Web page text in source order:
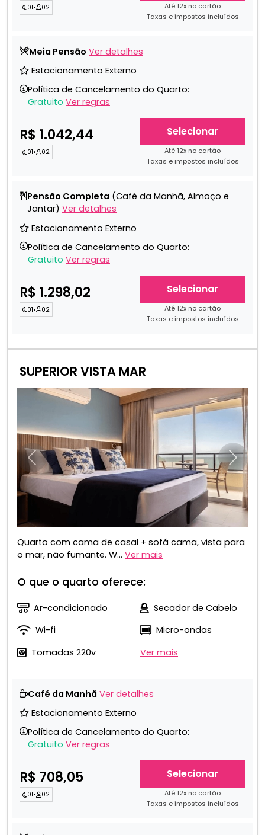
01• 02
Até 12x no cartão
Taxas e impostos incluídos
Meia Pensão Ver detalhes
Estacionamento Externo
Política de Cancelamento do Quarto:
Gratuito Ver regras
R$ 1.042,44
01• 02
Selecionar
Até 12x no cartão
Taxas e impostos incluídos
Pensão Completa (Café da Manhã, Almoço e
Jantar) Ver detalhes
Estacionamento Externo
Política de Cancelamento do Quarto:
Gratuito Ver regras
R$ 1.298,02
01• 02
Selecionar
Até 12x no cartão
Taxas e impostos incluídos
SUPERIOR VISTA MAR
Anterior
Quarto com cama de casal + sofá cama, vista para
o mar, não fumante. W... Ver mais
O que o quarto oferece:
Ar-condicionado
Secador de Cabelo
Wi-fi
Micro-ondas
Tomadas 220v
Ver mais
Café da Manhã Ver detalhes
Estacionamento Externo
Política de Cancelamento do Quarto:
Gratuito Ver regras
R$ 708,05
01• 02
Selecionar
Até 12x no cartão
Taxas e impostos incluídos